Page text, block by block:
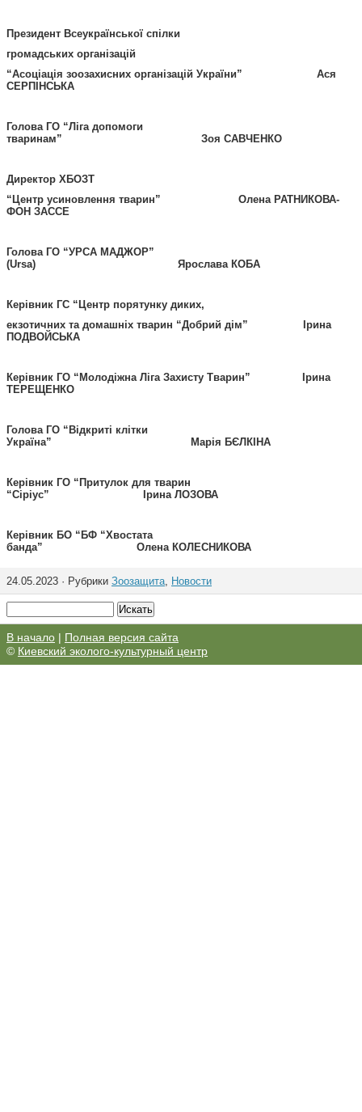
Президент Всеукраїнської спілки
громадських організацій
“Асоцiація зоозахисних органiзацiй України” Ася
СЕРПІНСЬКА
Голова ГО “Ліга допомоги
тваринам” Зоя САВЧЕНКО
Директор ХБОЗТ
“Центр усиновлення тварин” Олена РАТНИКОВА-
ФОН ЗАССЕ
Голова ГО “УРСА МАДЖОР”
(Ursa) Ярослава КОБА
Керівник ГС “Центр порятунку диких,
екзотичних та домашніх тварин “Добрий дім” Ірина
ПОДВОЙСЬКА
Керівник ГО “Молодіжна Ліга Захисту Тварин” Ірина
ТЕРЕЩЕНКО
Голова ГО “Відкриті клітки
Україна” Марія БЄЛКІНА
Керівник ГО “Притулок для тварин
“Сіріус” Ірина ЛОЗОВА
Керівник БО “БФ “Хвостата
банда”
Олена КОЛЕСНИКОВА
24.05.2023 · Рубрики Зоозащита, Новости
В начало | Полная версия сайта
© Киевский эколого-культурный центр